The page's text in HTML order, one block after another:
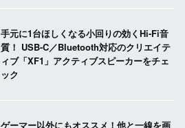
手元に1台ほしくなる小回りの効くHi-Fi音
質！ USB-C／Bluetooth対応のクリエイテ
ィブ「XF1」アクティブスピーカーをチェ
ック
ゲーマー以外にもオススメ！他と一線を画